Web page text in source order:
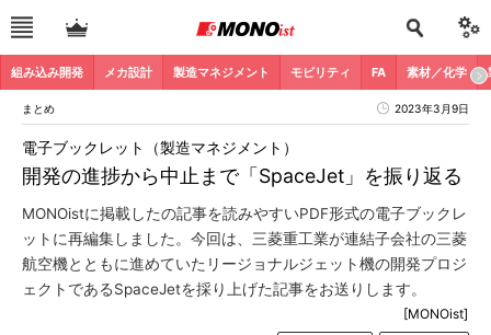
組み込み開発 メカ設計 製造マネジメント モビリティ FA 素材／化学
まとめ 2023年3月9日
開発の進捗から中止まで「SpaceJet」を振り返る
電子ブックレット（製造マネジメント）
MONOistに掲載したの記事を読みやすいPDF形式の電子ブックレ
ットに再編集しました。今回は、三菱重工業が連結子会社の三菱
航空機とともに進めていたリージョナルジェット機の開発プロジ
ェクトであるSpaceJetを採り上げた記事をお送りします。
[MONOist]